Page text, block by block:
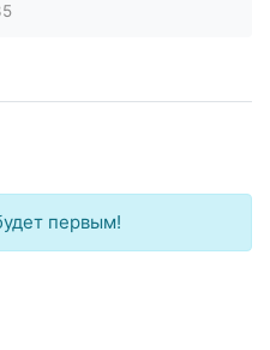
первым!